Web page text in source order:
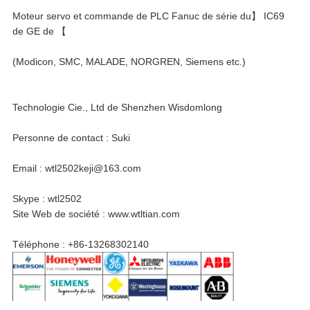
Moteur servo et commande de PLC Fanuc de série du】 IC69
de GE de 【
(Modicon, SMC, MALADE, NORGREN, Siemens etc.)
Technologie Cie., Ltd de Shenzhen Wisdomlong
Personne de contact : Suki
Email : wtl2502keji@163.com
Skype : wtl2502
Site Web de société : www.wtltian.com
Téléphone : +86-13268302140